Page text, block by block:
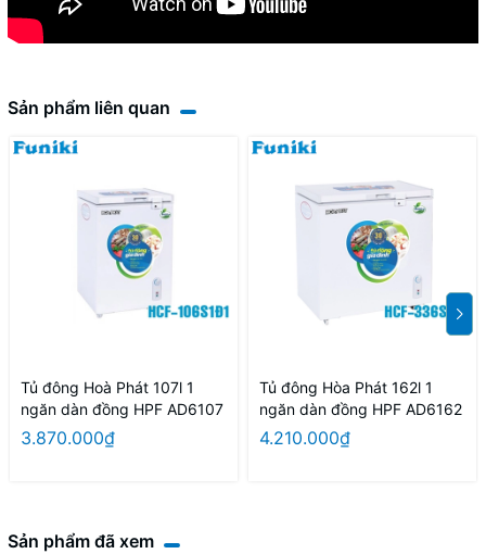
Sản phẩm liên quan
Tủ đông Hoà Phát 107l 1
ngăn dàn đồng HPF AD6107
3.870.000₫
Tủ đông Hòa Phát 162l 1
ngăn dàn đồng HPF AD6162
4.210.000₫
Sản phẩm đã xem